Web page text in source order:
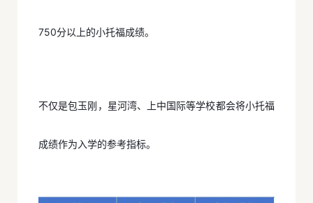
750分以上的小托福成绩。
不仅是包玉刚，星河湾、上中国际等学校都会将小托福
成绩作为入学的参考指标。